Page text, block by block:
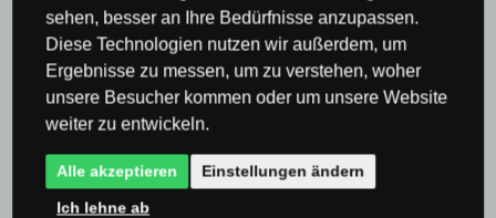
Bisher hat noch niemand das Produkt bewertet
sehen, besser an Ihre Bedürfnisse anzupassen.
Diese Technologien nutzen wir außerdem, um
Ergebnisse zu messen, um zu verstehen, woher
unsere Besucher kommen oder um unsere Website
weiter zu entwickeln.
Alle akzeptieren Einstellungen ändern
Ich lehne ab